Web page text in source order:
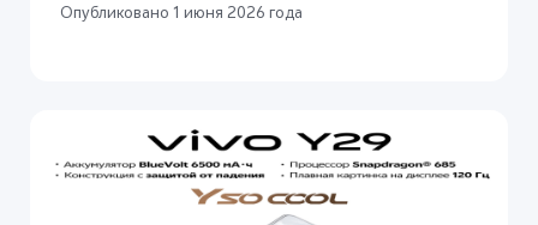
Опубликовано 1 июня 2026 года